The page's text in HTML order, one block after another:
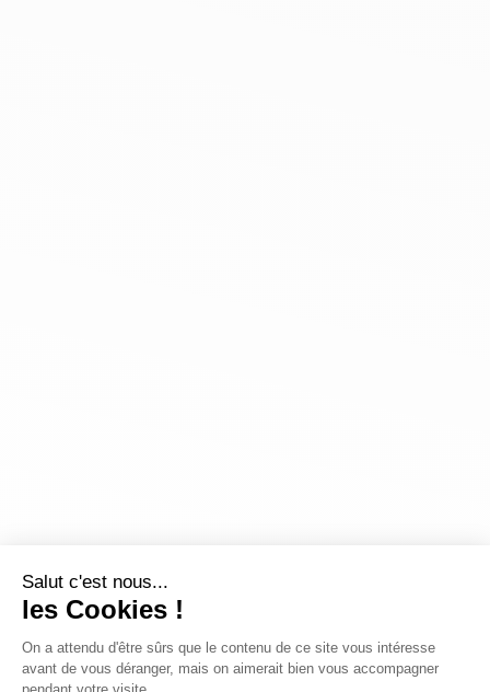
Salut c'est nous...
les Cookies !
On a attendu d'être sûrs que le contenu de ce site vous intéresse
avant de vous déranger, mais on aimerait bien vous accompagner
pendant votre visite...